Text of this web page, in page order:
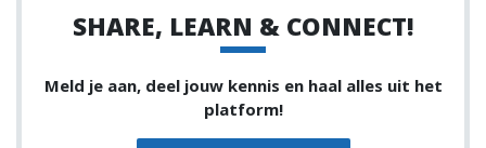
SHARE, LEARN & CONNECT!
Meld je aan, deel jouw kennis en haal alles uit het
platform!